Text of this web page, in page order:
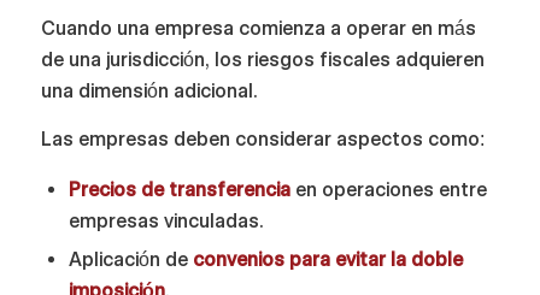
Cuando una empresa comienza a operar en más
de una jurisdicción, los riesgos fiscales adquieren
una dimensión adicional.
Las empresas deben considerar aspectos como:
Precios de transferenciaen operaciones entre
empresas vinculadas.
Aplicación de convenios para evitar la doble